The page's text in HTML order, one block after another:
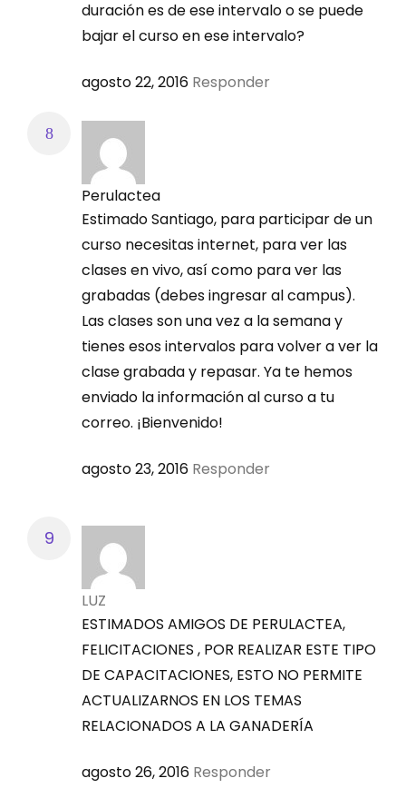
En tiempo real:
Tegucigalpa, San Salvador
=> 19:00 – 21:00 horas: Lima, Bogotá, Quito, Panamá,
México DF
=> 20:00 – 22:00 horas: La Paz, Asunción, Santiago de
Chile, Caracas
=> 21:00 – 23:00 horas: Buenos Aires, Montevideo,
Brasilia
En forma de clase grabada:
Las 24 horas del día en toda latitud, sin restricciones
duración es de ese intervalo o se puede
bajar el curso en ese intervalo?
agosto 22, 2016 Responder
Perulactea
Estimado Santiago, para participar de un
curso necesitas internet, para ver las
clases en vivo, así como para ver las
grabadas (debes ingresar al campus).
Las clases son una vez a la semana y
tienes esos intervalos para volver a ver la
clase grabada y repasar. Ya te hemos
enviado la información al curso a tu
correo. ¡Bienvenido!
agosto 23, 2016 Responder
LUZ
ESTIMADOS AMIGOS DE PERULACTEA,
FELICITACIONES , POR REALIZAR ESTE TIPO
DE CAPACITACIONES, ESTO NO PERMITE
ACTUALIZARNOS EN LOS TEMAS
RELACIONADOS A LA GANADERÍA
agosto 26, 2016 Responder